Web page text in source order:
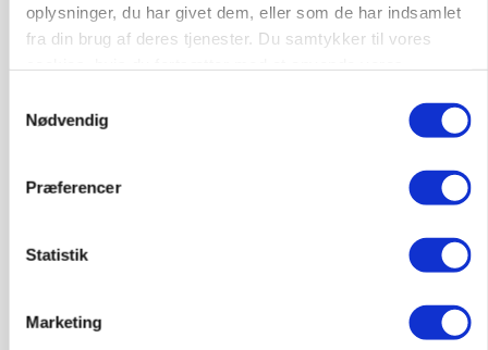
oplysninger, du har givet dem, eller som de har indsamlet
fra din brug af deres tjenester. Du samtykker til vores
Nødvendig
Præferencer
Statistik
Marketing
Olieprisfald og fredshåb sender F5-renten ned
på 3 procent